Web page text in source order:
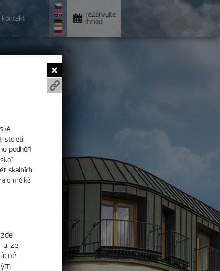
kontakt rezervujte
ihned
století.
podhůří
skalních
mělké
a ze